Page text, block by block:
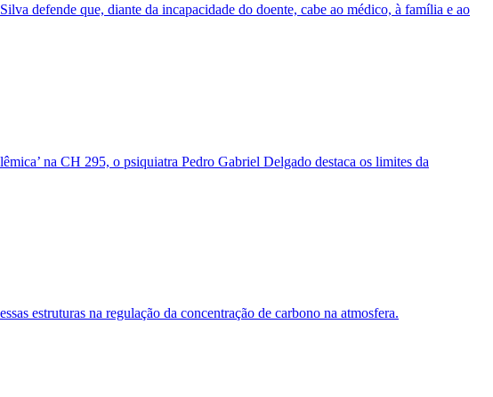
defende que, diante da incapacidade do doente, cabe ao médico, à família e ao
na CH 295, o psiquiatra Pedro Gabriel Delgado destaca os limites da
estruturas na regulação da concentração de carbono na atmosfera.